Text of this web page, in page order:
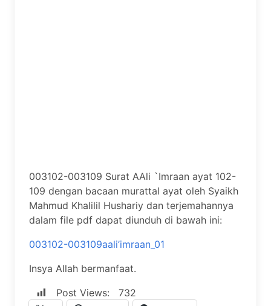
003102-003109 Surat AAli `Imraan ayat 102-
109 dengan bacaan murattal ayat oleh Syaikh
Mahmud Khalilil Hushariy dan terjemahannya
dalam file pdf dapat diunduh di bawah ini:
003102-003109aali’imraan_01
Insya Allah bermanfaat.
Post Views:
732